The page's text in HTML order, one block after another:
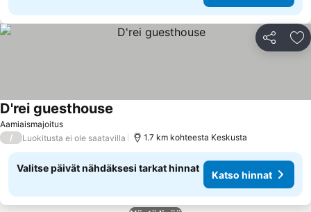
Jaa
Aamiaismajoitus
D'rei guesthouse
/ Luokitusta ei ole saatavilla 1.7 km kohteesta Keskusta
Valitse päivät nähdäksesi tarkat hinnat
Katso hinnat